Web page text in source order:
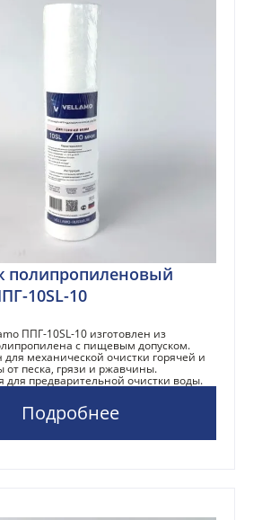
полипропиленовый
10SL-10
ППГ-10SL-10 изготовлен из
с пищевым допуском.
механической очистки горячей и
от песка, грязи и ржавчины.
для предварительной очистки воды.
Подробнее